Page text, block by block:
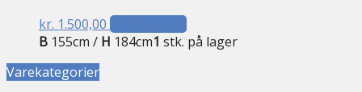
kr. 1.500,00 Tilføj til kurv
B 155cm / H 184cm1 stk. på lager
Varekategorier